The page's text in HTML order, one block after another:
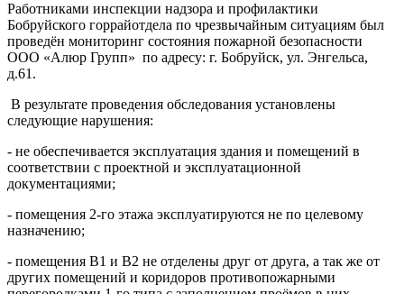
Работниками инспекции надзора и профилактики
Бобруйского горрайотдела по чрезвычайным ситуациям был
проведён мониторинг состояния пожарной безопасности
ООО «Алюр Групп» по адресу: г. Бобруйск, ул. Энгельса,
д.61.
В результате проведения обследования установлены
следующие нарушения:
- не обеспечивается эксплуатация здания и помещений в
соответствии с проектной и эксплуатационной
документациями;
- помещения 2-го этажа эксплуатируются не по целевому
назначению;
- помещения В1 и В2 не отделены друг от друга, а так же от
других помещений и коридоров противопожарными